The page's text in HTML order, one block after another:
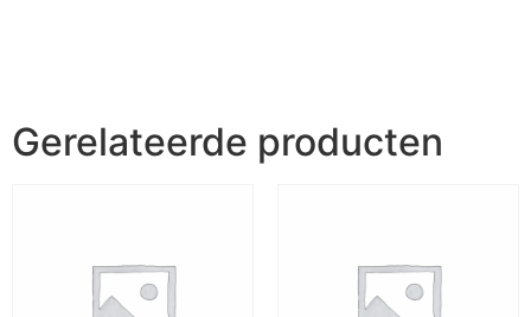
Gerelateerde producten